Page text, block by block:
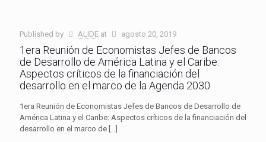
Published by ALIDE at agosto 20, 2019
1era Reunión de Economistas Jefes de Bancos
de Desarrollo de América Latina y el Caribe:
Aspectos críticos de la financiación del
desarrollo en el marco de la Agenda 2030
1era Reunión de Economistas Jefes de Bancos de Desarrollo de
América Latina y el Caribe: Aspectos críticos de la financiación del
desarrollo en el marco de […]